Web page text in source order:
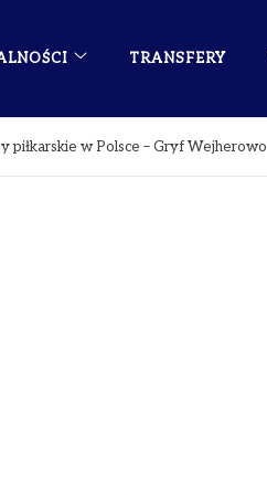
TRANSFERY
piłkarskie w Polsce – Gryf Wejherowo